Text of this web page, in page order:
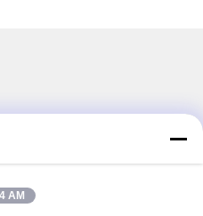
Industrial Park, High-tech
AM